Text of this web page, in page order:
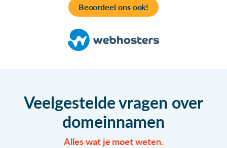
Beoordeel ons ook!
Veelgestelde vragen over
domeinnamen
Alles wat je moet weten.